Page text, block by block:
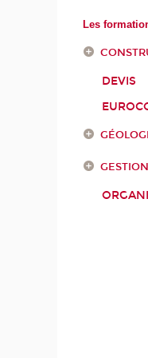
Les
DEVIS